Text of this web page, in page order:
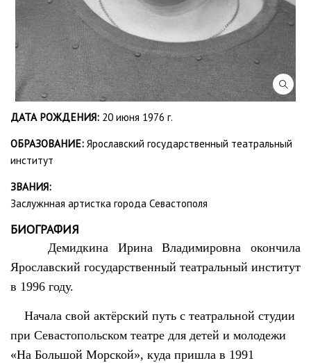
ДАТА РОЖДЕНИЯ: 20 июня 1976 г.
ОБРАЗОВАНИЕ: Ярославский государственный театральный
институт
ЗВАНИЯ:
Заслужнная артистка города Севастополя
БИОГРАФИЯ
Демидкина Ирина Владимировна окончила
Ярославский государственный театральный институт
в 1996 году.
Начала свой актёрский путь с театральной студии
при Севастопольском театре для детей и молодежи
«На Большой Морской», куда пришла в 1991